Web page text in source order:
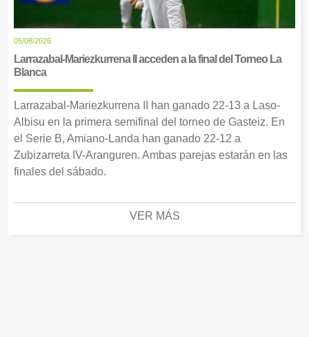
05/08/2026
Larrazabal-Mariezkurrena II acceden a la final del Torneo La
Blanca
Larrazabal-Mariezkurrena II han ganado 22-13 a Laso-
Albisu en la primera semifinal del torneo de Gasteiz. En
el Serie B, Amiano-Landa han ganado 22-12 a
Zubizarreta IV-Aranguren. Ambas parejas estarán en las
finales del sábado.
VER MÁS